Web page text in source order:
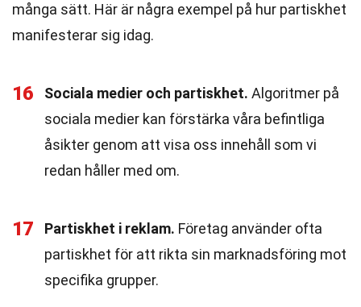
många sätt. Här är några exempel på hur partiskhet
manifesterar sig idag.
16 Sociala medier och partiskhet. Algoritmer på
sociala medier kan förstärka våra befintliga
åsikter genom att visa oss innehåll som vi
redan håller med om.
17 Partiskhet i reklam. Företag använder ofta
partiskhet för att rikta sin marknadsföring mot
specifika grupper.